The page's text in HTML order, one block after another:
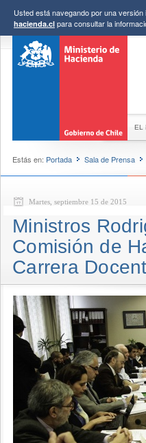
Usted está navegando por una
hacienda.cl para consultar la
EL
Estás en: Portada Sala de Prensa
Martes, septiembre 15 de 2015
Ministros
Comisión de
Carrera